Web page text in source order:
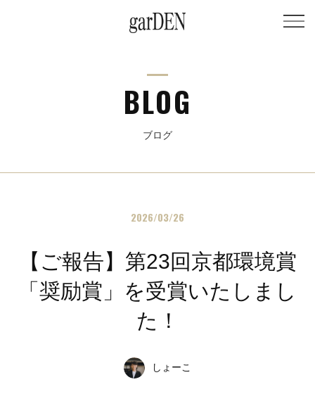
BLOG
ブログ
2026/03/26
【ご報告】第23回京都環境賞
「奨励賞」を受賞いたしまし
た！
しょーこ